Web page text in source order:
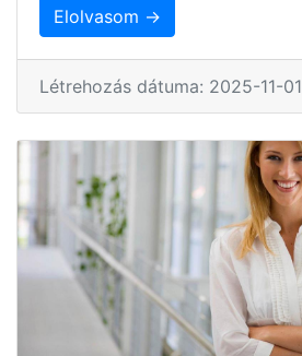
Elolvasom →
Létrehozás dátuma: 2025-11-01